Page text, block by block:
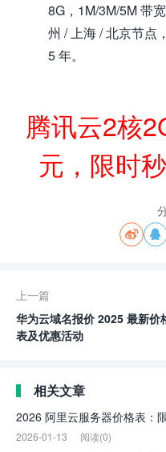
8G，1M/3M/5M 带
州 / 上海 / 北京节点
5 年。
腾讯云2核
元，限时
 
上一篇
华为云域名报价 2025 最新价
表及优惠活动
相关文章
2026 阿里云服务器价格表：
2026-01-13 阅读(0)